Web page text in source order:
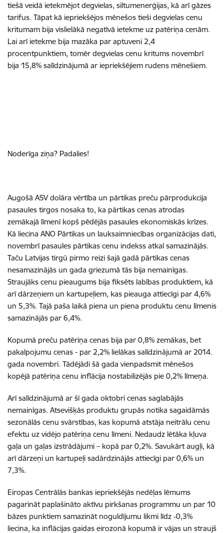
tiešā veidā ietekmējot degvielas, siltumenerģijas, kā arī gāzes
tarifus. Tāpat kā iepriekšējos mēnešos tieši degvielas cenu
kritumam bija vislielākā negatīvā ietekme uz patēriņa cenām.
Lai arī ietekme bija mazāka par aptuveni 2,4
procentpunktiem, tomēr degvielas cenu kritums novembrī
bija 15,8% salīdzinājumā ar iepriekšējiem rudens mēnešiem.
Noderīga ziņa? Padalies!
Augošā ASV dolāra vērtība un pārtikas preču pārprodukcija
pasaules tirgos nosaka to, ka pārtikas cenas atrodas
zemākajā līmenī kopš pēdējās pasaules ekonomiskās krīzes.
Kā liecina ANO Pārtikas un lauksaimniecības organizācijas dati,
novembrī pasaules pārtikas cenu indekss atkal samazinājās.
Taču Latvijas tirgū pirmo reizi šajā gadā pārtikas cenas
nesamazinājās un gada griezumā tās bija nemainīgas.
Straujāks cenu pieaugums bija fiksēts labības produktiem, kā
arī dārzeņiem un kartupeļiem, kas pieauga attiecīgi par 4,6%
un 5,3%. Tajā paša laikā piena un piena produktu cenu līmenis
samazinājās par 6,4%.
Kopumā preču patēriņa cenas bija par 0,8% zemākas, bet
pakalpojumu cenas - par 2,2% lielākas salīdzinājumā ar 2014.
gada novembri. Tādējādi šā gada vienpadsmit mēnešos
kopējā patēriņa cenu inflācija nostabilizējās pie 0,2% līmeņa.
Arī salīdzinājumā ar šī gada oktobri cenas saglabājās
nemainīgas. Atsevišķās produktu grupās notika sagaidāmās
sezonālās cenu svārstības, kas kopumā atstāja neitrālu cenu
efektu uz vidējo patēriņa cenu līmeni. Nedaudz lētāka kļuva
gaļa un gaļas izstrādājumi – kopā par 0,2%. Savukārt augļi, kā
arī dārzeņi un kartupeļi sadārdzinājās attiecīgi par 0,6% un
7,3%.
Eiropas Centrālās bankas iepriekšējās nedēļas lēmums
pagarināt paplašināto aktīvu pirkšanas programmu un par 10
bāzes punktiem samazināt noguldījumu likmi līdz ‑0,3%
liecina, ka inflācijas gaidas eirozonā kopumā ir vājas un straujš